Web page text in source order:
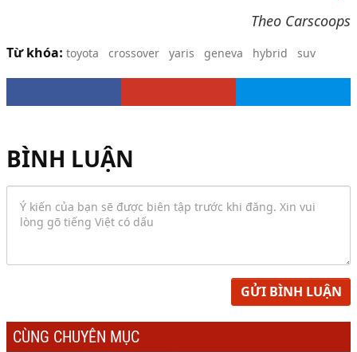
Theo Carscoops
Từ khóa: toyota crossover yaris geneva hybrid suv
BÌNH LUẬN
GỬI BÌNH LUẬN
CÙNG CHUYÊN MỤC